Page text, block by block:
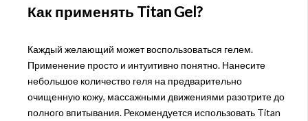
Как применять Titan Gel?
Каждый желающий может воспользоваться гелем.
Применение просто и интуитивно понятно. Нанесите
небольшое количество геля на предварительно
очищенную кожу, массажными движениями разотрите до
полного впитывания. Рекомендуется использовать Titan